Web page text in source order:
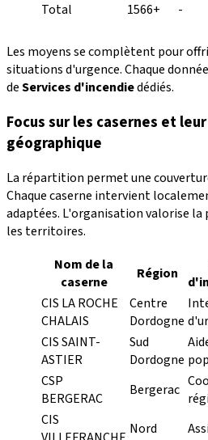
Total 1566+ -
Les moyens se complètent pour
situations d'urgence. Chaque
deServices d'incendiedédiés.
Focus sur les casernes et
géographique
La répartition permet une
Chaque caserne intervient
adaptées. L'organisation valorise
les territoires.
Nom de la
caserne
Région
CIS LA ROCHE
CHALAIS
Centre
Dordogne
CIS SAINT-
ASTIER
Sud
Dordogne
CSP
BERGERAC
Bergerac
CIS
Nord